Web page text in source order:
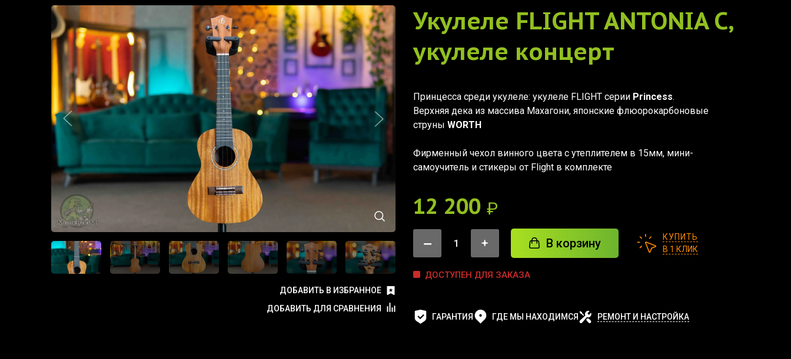
ДОБАВИТЬ В ИЗБРАННОЕ
ДОБАВИТЬ ДЛЯ СРАВНЕНИЯ
Укулеле FLIGHT ANTONIA C,
укулеле концерт
Принцесса среди укулеле: укулеле FLIGHT серии Princess.
Верхняя дека из массива Махагони, японские флюорокарбоновые
струны WORTH
Фирменный чехол винного цвета с утеплителем в 15мм, мини-
самоучитель и стикеры от Flight в комплекте
12 200 ₽
В корзину
КУПИТЬ
В 1 КЛИК
ДОСТУПЕН ДЛЯ ЗАКАЗА
ГАРАНТИЯ ГДЕ МЫ НАХОДИМСЯ РЕМОНТ И НАСТРОЙКА